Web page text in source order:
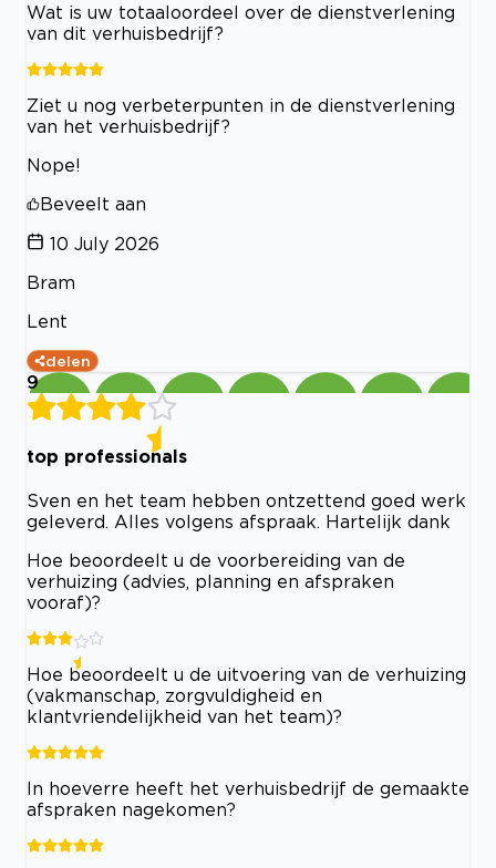
Wat is uw totaaloordeel over de dienstverlening
van dit verhuisbedrijf?
Ziet u nog verbeterpunten in de dienstverlening
van het verhuisbedrijf?
Nope!
Beveelt aan
10 July 2026
Bram
Lent
delen
9
top professionals
Sven en het team hebben ontzettend goed werk
geleverd. Alles volgens afspraak. Hartelijk dank
Hoe beoordeelt u de voorbereiding van de
verhuizing (advies, planning en afspraken
vooraf)?
Hoe beoordeelt u de uitvoering van de verhuizing
(vakmanschap, zorgvuldigheid en
klantvriendelijkheid van het team)?
In hoeverre heeft het verhuisbedrijf de gemaakte
afspraken nagekomen?